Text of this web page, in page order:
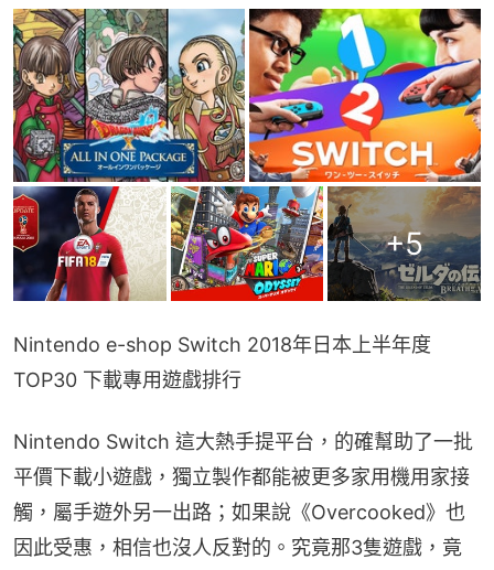
+5
Nintendo e-shop Switch 2018年日本上半年度
TOP30 下載專用遊戲排行
Nintendo Switch 這大熱手提平台，的確幫助了一批
平價下載小遊戲，獨立製作都能被更多家用機用家接
觸，屬手遊外另一出路；如果說《Overcooked》也
因此受惠，相信也沒人反對的。究竟那3隻遊戲，竟